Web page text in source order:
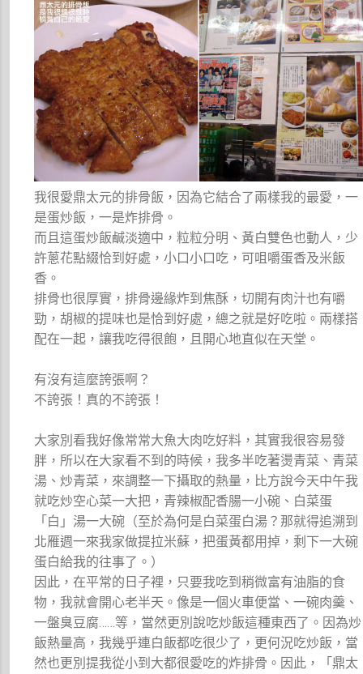
我很愛鼎太元的排骨飯，因為它結合了兩樣我的最愛，一
是蛋炒飯，一是炸排骨。
而且這蛋炒飯鹹淡適中，粒粒分明、黃白雙色也動人，少
許蔥花點綴恰到好處，小口小口吃，可咀嚼蛋香及米飯
香。
排骨也很厚實，排骨邊緣炸到焦酥，切開有肉汁也有嚼
勁，胡椒的提味也是恰到好處，總之就是好吃啦。兩樣搭
配在一起，讓我吃得很飽，且開心地直似在天堂。
有沒有這麼誇張啊？
不誇張！真的不誇張！
大家別看我好像常常大魚大肉吃好料，其實我很容易發
胖，所以在大家看不到的時候，我多半吃著燙青菜、青菜
湯、炒青菜，來調整一下攝取的熱量，比方說今天中午我
就吃炒空心菜一大把，青辣椒配香腸一小碗、白菜蛋
「白」湯一大碗（至於為何是白菜蛋白湯？那就得追溯到
北雁週一來我家做提拉米蘇，把蛋黃都用掉，剩下一大碗
蛋白給我的往事了。）
因此，在平常的日子裡，只要我吃到稍微富有油脂的食
物，我就會開心老半天。像是一個火車便當、一碗肉羹、
一盤臭豆腐……等，當然更別說吃炒飯這種東西了。因為炒
飯熱量高，我幾乎連白飯都吃很少了，更何況吃炒飯，當
然也更別提我從小到大都很愛吃的炸排骨。因此，「鼎太